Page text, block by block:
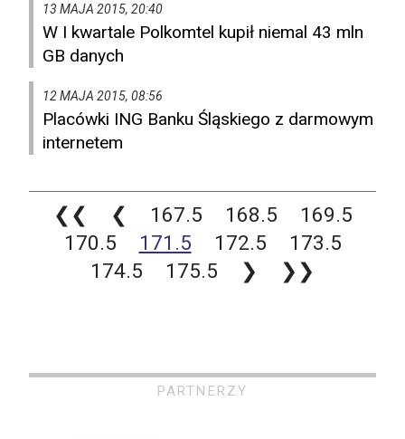
13 MAJA 2015, 20:40
W I kwartale Polkomtel kupił niemal 43 mln
GB danych
12 MAJA 2015, 08:56
Placówki ING Banku Śląskiego z darmowym
internetem
❮❮ ❮ 167.5 168.5
169.5
170.5
171.5 172.5
173.5
174.5
175.5 ❯ ❯❯
PARTNERZY